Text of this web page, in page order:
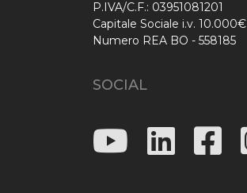
P.IVA/C.F.: 03951081201
Capitale Sociale i.v. 10.000€
Numero REA BO - 558185
SOCIAL